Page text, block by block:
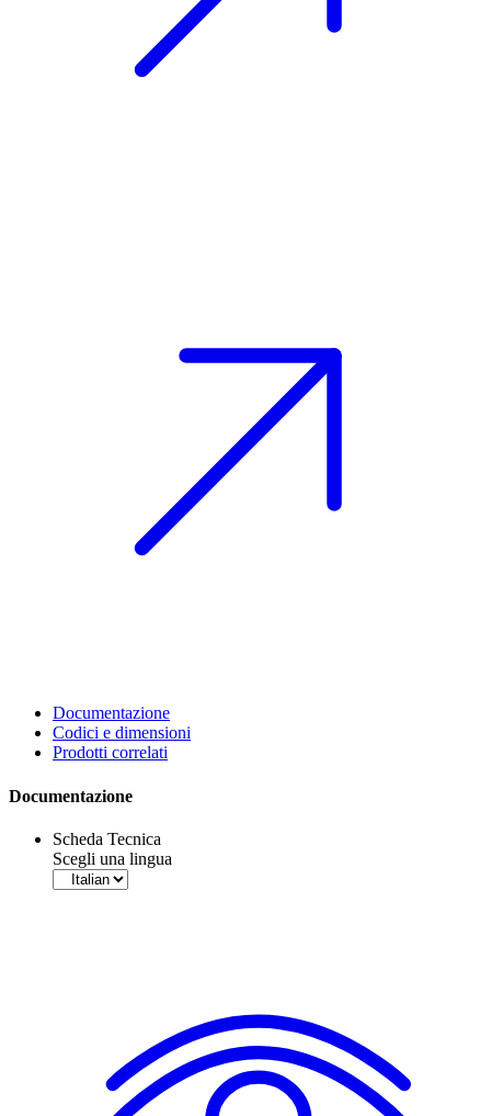
Documentazione
Codici e dimensioni
Prodotti correlati
Documentazione
Scheda Tecnica
Scegli una lingua